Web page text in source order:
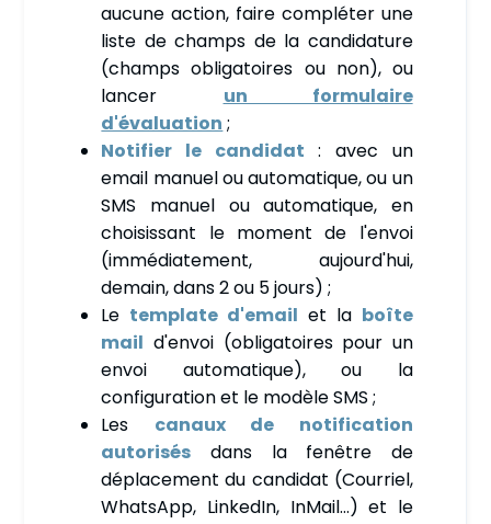
aucune action, faire compléter une
liste de champs de la candidature
(champs obligatoires ou non), ou
lancer un formulaire
d'évaluation ;
Notifier le candidat : avec un
email manuel ou automatique, ou un
SMS manuel ou automatique, en
choisissant le moment de l'envoi
(immédiatement, aujourd'hui,
demain, dans 2 ou 5 jours) ;
Le template d'email et la boîte
mail d'envoi (obligatoires pour un
envoi automatique), ou la
configuration et le modèle SMS ;
Les canaux de notification
autorisés dans la fenêtre de
déplacement du candidat (Courriel,
WhatsApp, LinkedIn, InMail…) et le